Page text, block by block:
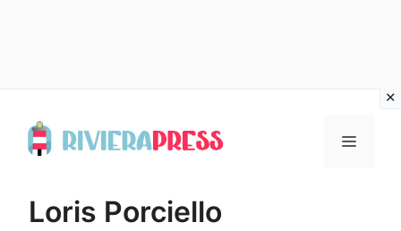
Menu
Loris Porciello